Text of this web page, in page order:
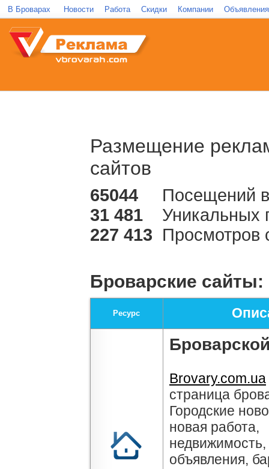
Размещение
сайтов
65044
Посещений
31 481
Уникальных
227 413 Просмотров
Броварские сайты:
Ресурс
Brovary.com.ua
страница
Городские
новая работа,
объявления,
В Броварах Новости Работа Скидки Компании Объявления